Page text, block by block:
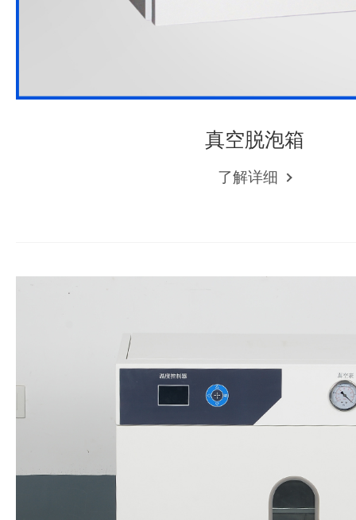
真空脱泡箱
了解详细